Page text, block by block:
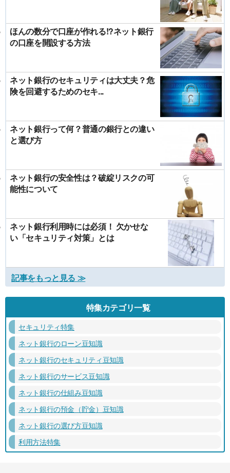
ほんの数分で口座が作れる!?ネット銀行
の口座を開設する方法
ネット銀行のセキュリティは大丈夫？危
険を回避するためのセキ...
ネット銀行って何？普通の銀行との違い
と選び方
ネット銀行の安全性は？破綻リスクの可
能性について
ネット銀行利用時には必須！ 欠かせな
い「セキュリティ対策」とは
記事をもっと見る ≫
特集カテゴリ一覧
セキュリティ特集
ネット銀行のローン豆知識
ネット銀行のセキュリティ豆知識
ネット銀行のサービス豆知識
ネット銀行の仕組み豆知識
ネット銀行の預金（貯金）豆知識
ネット銀行の選び方豆知識
利用方法特集